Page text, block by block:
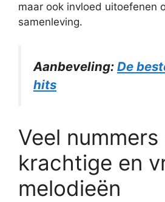
maar ook invloed uitoefenen
samenleving.
Aanbeveling: De
hits
Veel
krachtige en
melodieën